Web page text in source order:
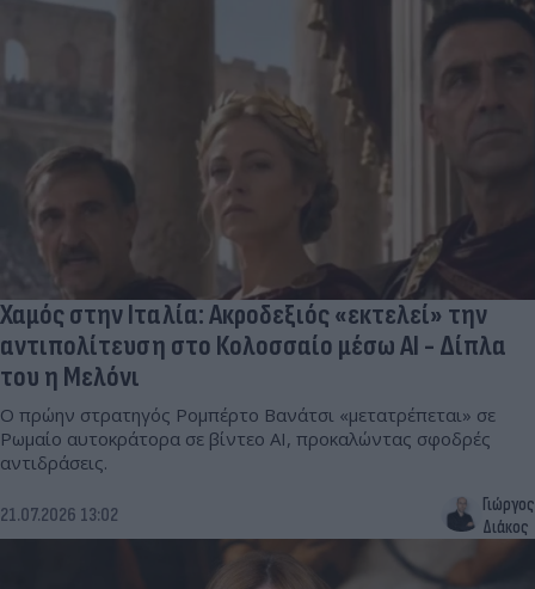
Χαμός στην Ιταλία: Ακροδεξιός «εκτελεί» την
αντιπολίτευση στο Κολοσσαίο μέσω AI - Δίπλα
του η Μελόνι
Ο πρώην στρατηγός Ρομπέρτο Βανάτσι «μετατρέπεται» σε
Ρωμαίο αυτοκράτορα σε βίντεο AI, προκαλώντας σφοδρές
αντιδράσεις.
21.07.2026 13:02
Γιώργος
Διάκος